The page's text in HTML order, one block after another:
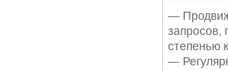
—
запросов,
степенью
—